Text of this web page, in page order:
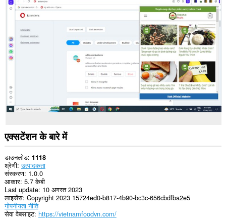
एक्सटेंशन के बारे में
डाउनलोड 1118
श्रेणी उत्पादकता
संस्करण 1.0.0
आकार 5.7 केबी
Last update 10 अगस्त 2023
लाइसेंस Copyright 2023 15724ed0-b817-4b90-bc3c-656cbdfba2e5
गोपनीयता नीति
सेवा वेबसाइट https://vietnamfoodvn.com/